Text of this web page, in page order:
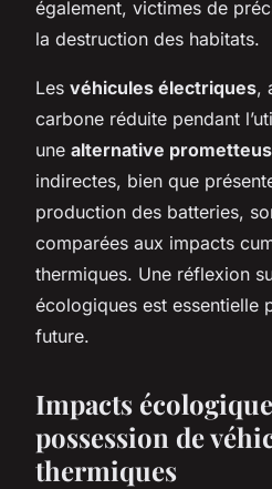
également, victimes de
la destruction des habitats.
Les véhicules électriques,
carbone réduite pendant
une alternative
indirectes, bien que
production des batteries,
comparées aux impacts
thermiques. Une réflexion
écologiques est essentielle
future.
Impacts
possession de
thermiques